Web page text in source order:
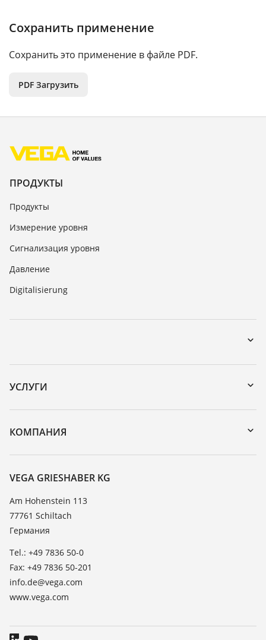
Сохранить применение
Сохранить это применение в файле PDF.
PDF Загрузить
ПРОДУКТЫ
Продукты
Измерение уровня
Сигнализация уровня
Давление
Digitalisierung
Загрузки
Поиск по серийному номеру
Поиск
УСЛУГИ
Формуляр возврата прибора
Реестр стойкости
КОМПАНИЯ
О компании VEGA
Новости
Пресс-центр
Блог
VEGA GRIESHABER KG
Am Hohenstein 113
77761 Schiltach
Германия
Tel.: +49 7836 50-0
Fax: +49 7836 50-201
info.de@vega.com
www.vega.com